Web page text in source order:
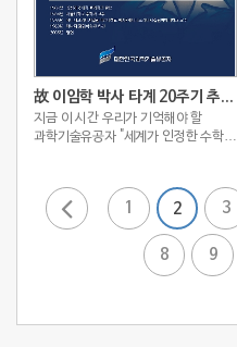
故 이임학 박사 타계 20주기 추모 스토리
지금 이 시간 우리가 기억해야 할
과학기술유공자 "세계가 인정한 수학자
1 2 3
8 9